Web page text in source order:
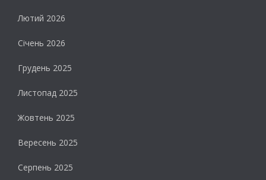
Лютий 2026
Січень 2026
Грудень 2025
Листопад 2025
Жовтень 2025
Вересень 2025
Серпень 2025